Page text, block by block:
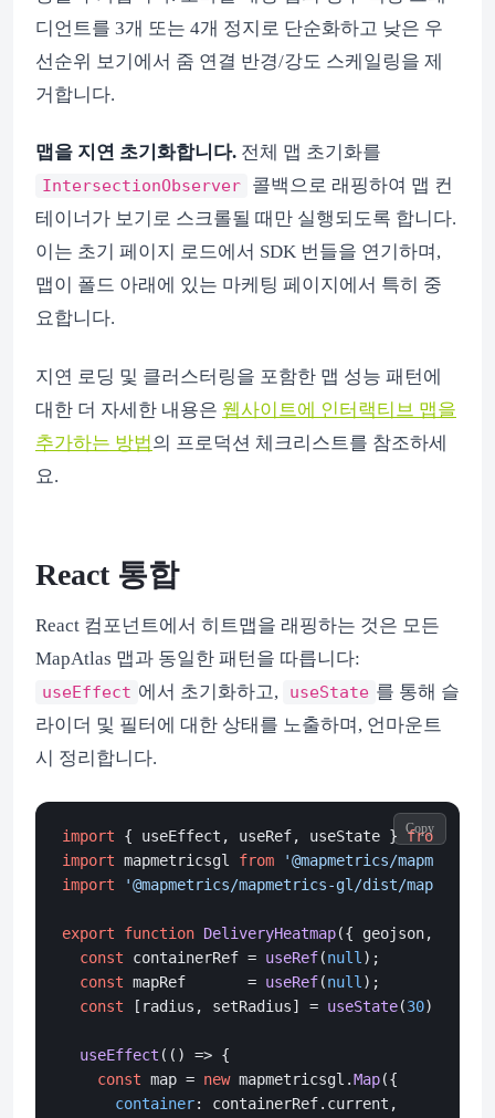
디언트를 3개 또는 4개 정지로 단순화하고 낮은 우
선순위 보기에서 줌 연결 반경/강도 스케일링을 제
거합니다.
맵을 지연 초기화합니다. 전체 맵 초기화를
IntersectionObserver
콜백으로 래핑하여 맵 컨
테이너가 보기로 스크롤될 때만 실행되도록 합니다.
이는 초기 페이지 로드에서 SDK 번들을 연기하며,
맵이 폴드 아래에 있는 마케팅 페이지에서 특히 중
요합니다.
지연 로딩 및 클러스터링을 포함한 맵 성능 패턴에
대한 더 자세한 내용은 웹사이트에 인터랙티브 맵을
추가하는 방법의 프로덕션 체크리스트를 참조하세
요.
React 통합
React 컴포넌트에서 히트맵을 래핑하는 것은 모든
MapAtlas 맵과 동일한 패턴을 따릅니다:
useEffect 에서 초기화하고, useState 를 통해 슬
라이더 및 필터에 대한 상태를 노출하며, 언마운트
시 정리합니다.
Copy
import { useEffect, useRef, useState } from
import mapmetricsgl from
'@mapmetrics/
import
'@mapmetrics/mapmetrics-gl/dist/
export function DeliveryHeatmap({ geojson,
const containerRef = useRef(null );
const mapRef       = useRef(null );
const [radius, setRadius] = useState(30);
useEffect ( () => {
const map = new mapmetricsgl.Map({
container: containerRef. current ,